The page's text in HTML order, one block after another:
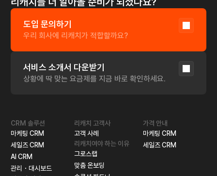
도입 문의하기
우리 회사에 리캐치가 적합할까요?
서비스 소개서 다운받기
상황에 딱 맞는 요금제를 지금 바로 확인하세요.
CRM 솔루션
마케팅 CRM
세일즈 CRM
AI CRM
관리・대시보드
리캐치 고객사
고객 사례
리캐치여야 하는 이유
그로스랩
맞춤 온보딩
가격 안내
마케팅 CRM
세일즈 CRM